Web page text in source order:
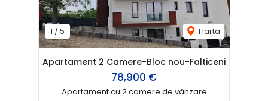
1 /5 Harta
Apartament 2 Camere-Bloc nou-Falticeni
78,900 €
Apartament cu 2 camere de vânzare